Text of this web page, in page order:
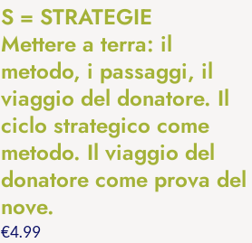
S = STRATEGIE
Mettere a terra: il
metodo, i passaggi, il
viaggio del donatore. Il
ciclo strategico come
metodo. Il viaggio del
donatore come prova del
nove.
€4.99